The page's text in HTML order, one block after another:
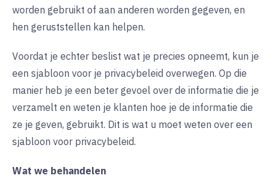
worden gebruikt of aan anderen worden gegeven, en
hen geruststellen kan helpen.
Voordat je echter beslist wat je precies opneemt, kun je
een sjabloon voor je privacybeleid overwegen. Op die
manier heb je een beter gevoel over de informatie die je
verzamelt en weten je klanten hoe je de informatie die
ze je geven, gebruikt. Dit is wat u moet weten over een
sjabloon voor privacybeleid.
Wat we behandelen